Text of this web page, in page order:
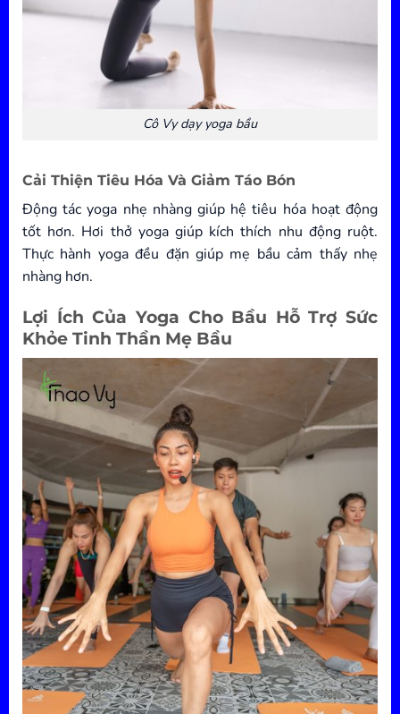
Cô Vy dạy yoga bầu
Cải Thiện Tiêu Hóa Và Giảm Táo Bón
Động tác yoga nhẹ nhàng giúp hệ tiêu hóa hoạt động
tốt hơn. Hơi thở yoga giúp kích thích nhu động ruột.
Thực hành yoga đều đặn giúp mẹ bầu cảm thấy nhẹ
nhàng hơn.
Lợi Ích Của Yoga Cho Bầu Hỗ Trợ Sức
Khỏe Tinh Thần Mẹ Bầu